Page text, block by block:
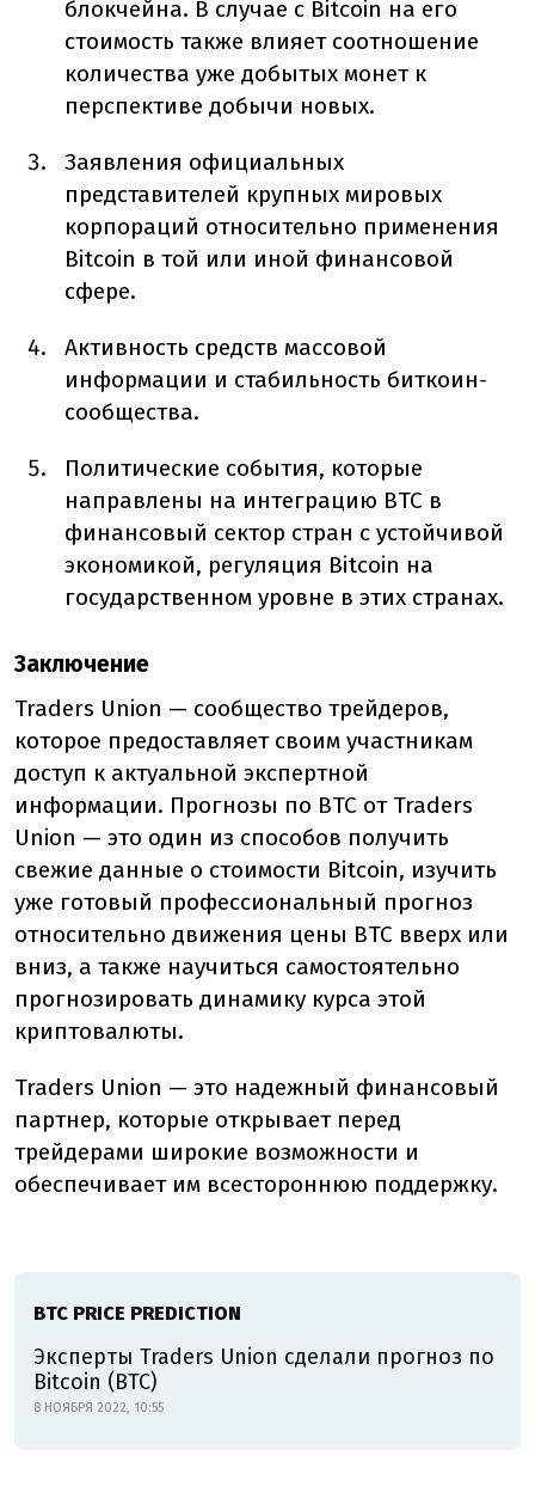
блокчейна. В случае с Bitcoin на его
стоимость также влияет соотношение
количества уже добытых монет к
перспективе добычи новых.
Заявления официальных
представителей крупных мировых
корпораций относительно применения
Bitcoin в той или иной финансовой
сфере.
Активность средств массовой
информации и стабильность биткоин-
сообщества.
Политические события, которые
направлены на интеграцию BTC в
финансовый сектор стран с устойчивой
экономикой, регуляция Bitcoin на
государственном уровне в этих странах.
Заключение
Traders Union — сообщество трейдеров,
которое предоставляет своим участникам
доступ к актуальной экспертной
информации. Прогнозы по BTC от Traders
Union — это один из способов получить
свежие данные о стоимости Bitcoin, изучить
уже готовый профессиональный прогноз
относительно движения цены BTC вверх или
вниз, а также научиться самостоятельно
прогнозировать динамику курса этой
криптовалюты.
Traders Union — это надежный финансовый
партнер, которые открывает перед
трейдерами широкие возможности и
обеспечивает им всестороннюю поддержку.
BTC PRICE PREDICTION
Эксперты Traders Union сделали прогноз по
Bitcoin (BTC)
8 НОЯБРЯ 2022, 10:55